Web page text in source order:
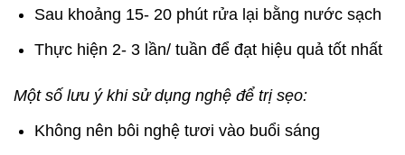
Sau khoảng 15- 20 phút rửa lại bằng nước sạch
Thực hiện 2- 3 lần/ tuần để đạt hiệu quả tốt nhất
Một số lưu ý khi sử dụng nghệ để trị sẹo:
Không nên bôi nghệ tươi vào buổi sáng